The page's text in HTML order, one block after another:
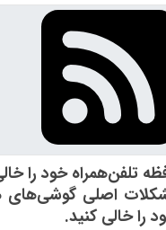
تلفن‌همراه خود را
اصلی گوشی‌های
را خالی کنید.